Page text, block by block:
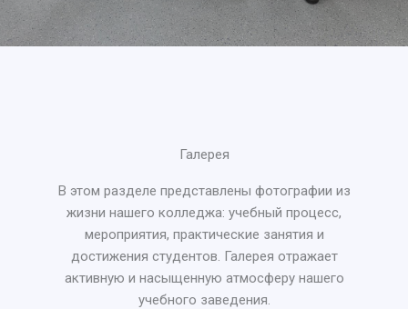
Галерея
В этом разделе представлены фотографии из
жизни нашего колледжа: учебный процесс,
мероприятия, практические занятия и
достижения студентов. Галерея отражает
активную и насыщенную атмосферу нашего
учебного заведения.